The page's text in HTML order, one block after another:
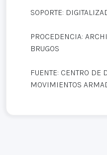
SOPORTE:
PROCEDENCIA:
BRUGOS
FUENTE: CENTRO DE
MOVIMIENTOS